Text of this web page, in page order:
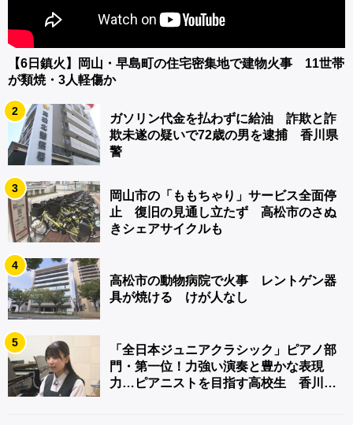
【6日鎮火】岡山・早島町の住宅密集地で建物火事 11世帯
が類焼・3人軽傷か
2
ガソリン代金を払わずに給油 詐欺と詐
欺未遂の疑いで72歳の男を逮捕 香川県
警
3
岡山市の「ももちゃり」サービス全面停
止 復旧の見通し立たず 高松市のさぬ
きシェアサイクルも
4
高松市の動物病院で火事 レントゲン器
具が焼ける けが人なし
5
「全日本ジュニアクラシック」ピアノ部
門・第一位！力強い演奏と豊かな表現
力…ピアニストを目指す高校生 香川